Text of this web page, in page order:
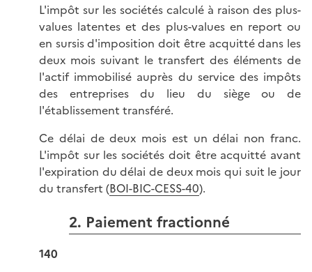
L'impôt sur les sociétés calculé à raison des plus-
values latentes et des plus-values en report ou
en sursis d'imposition doit être acquitté dans les
deux mois suivant le transfert des éléments de
l'actif immobilisé auprès du service des impôts
des entreprises du lieu du siège ou de
l'établissement transféré.
Ce délai de deux mois est un délai non franc.
L'impôt sur les sociétés doit être acquitté avant
l'expiration du délai de deux mois qui suit le jour
du transfert (BOI-BIC-CESS-40).
2. Paiement fractionné
140